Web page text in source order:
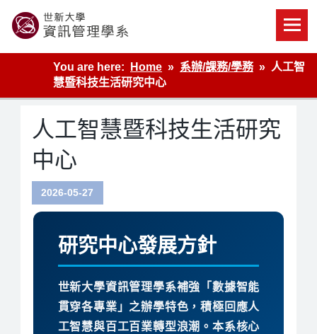
content
世新大學資管系網站
You are here:
Home 系辦/課務/學務
人工智
慧暨科技生活研究中心
人工智慧暨科技生活研究
中心
2026-05-27
研究中心發展方針
世新大學資訊管理學系補強「數據智能
貫穿各專業」之辦學特色，積極回應人
工智慧與百工百業轉型浪潮。本系核心